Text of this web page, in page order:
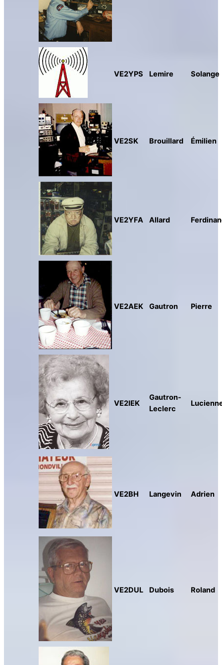
VE2YPS Lemire Solange
VE2SK Brouillard Émilien
VE2YFA Allard
VE2AEK Gautron Pierre
VE2IEK
Gautron-
Leclerc
VE2BH Langevin Adrien
VE2DUL Dubois Roland